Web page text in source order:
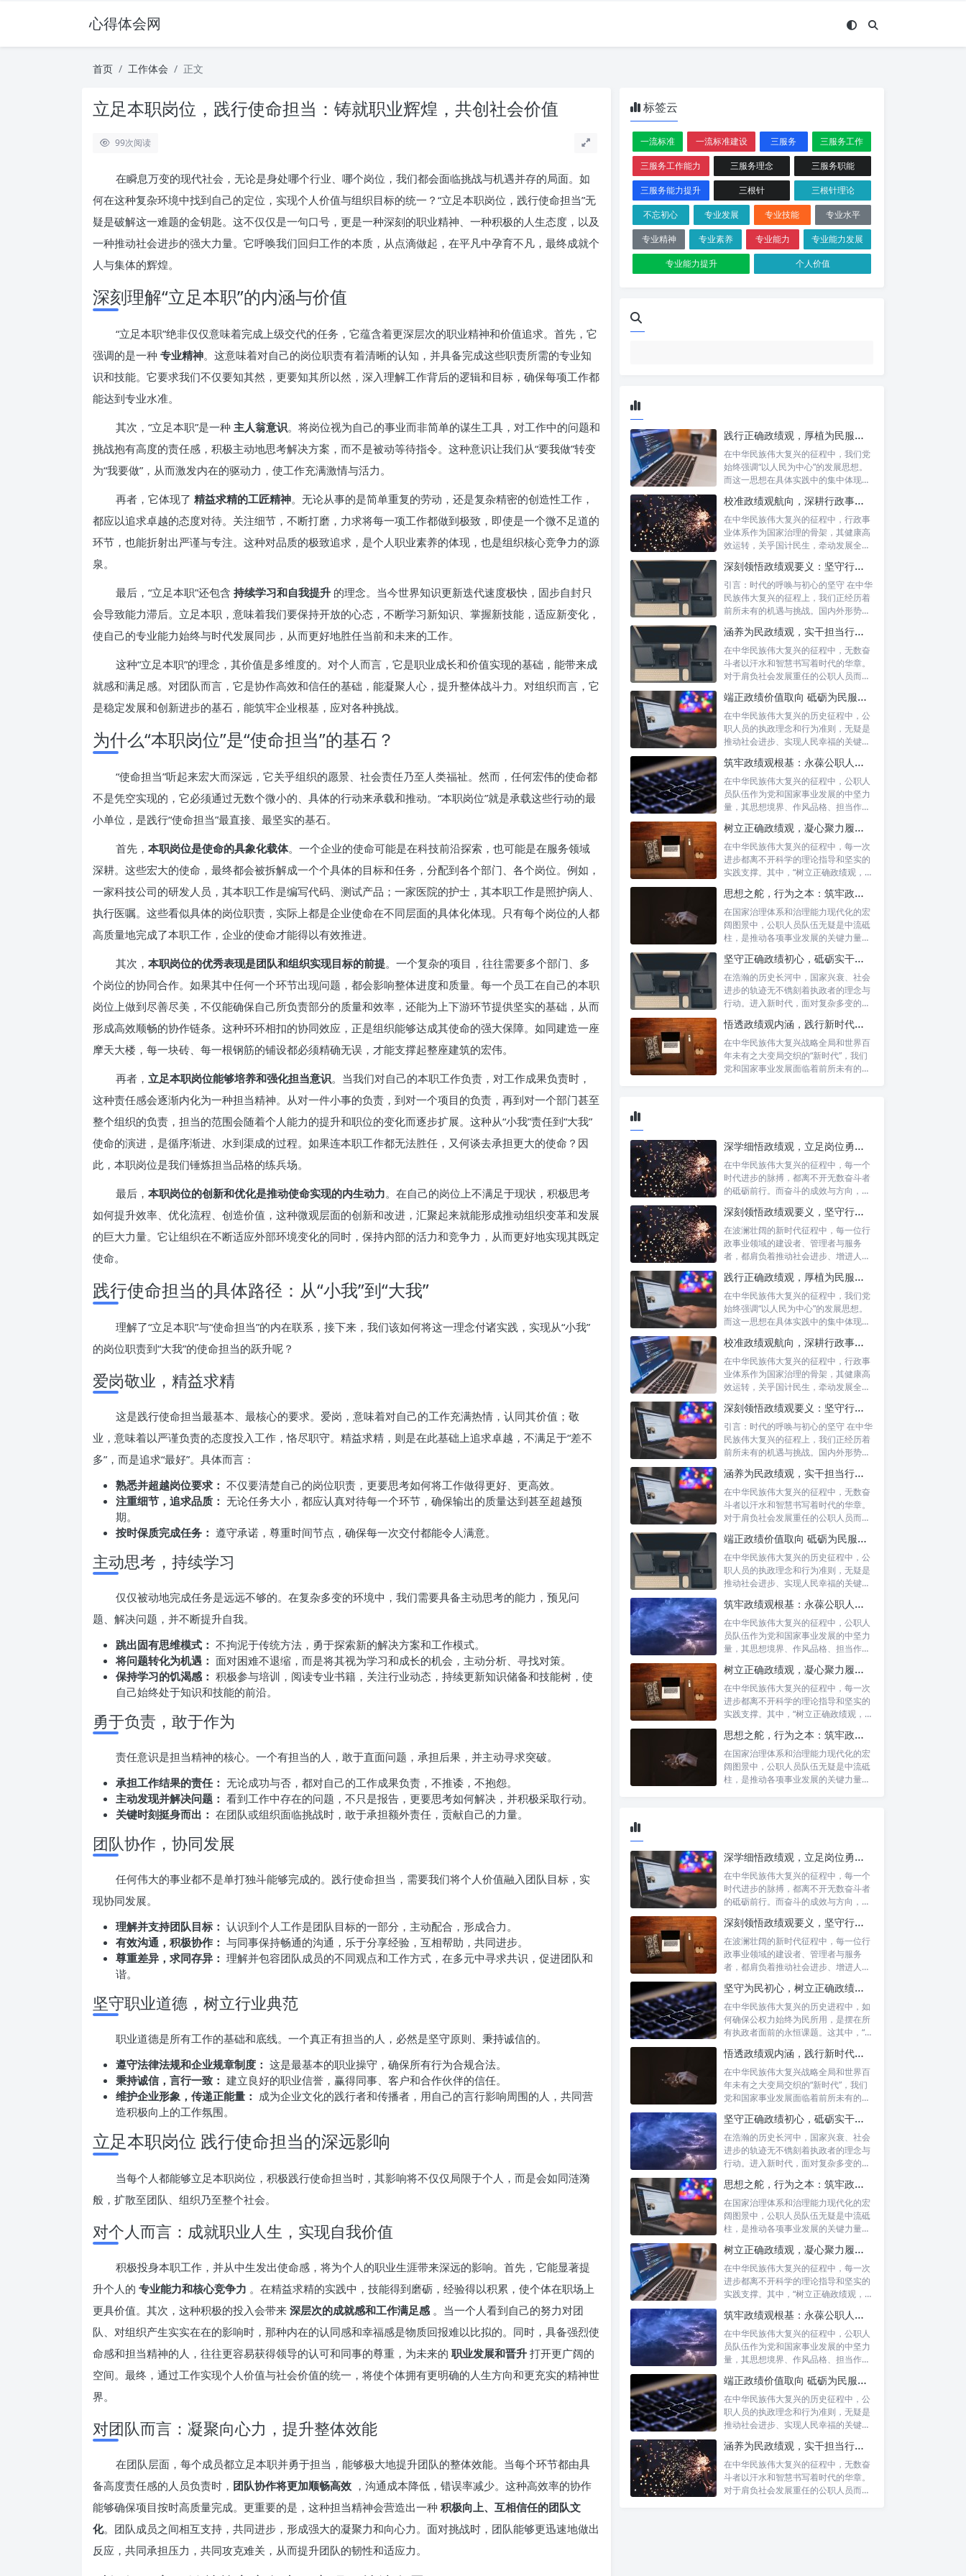
心得体会网
首页 工作体会 正文
立足本职岗位，践行使命担当：铸就职业辉煌，共创社会价值
99次阅读
在瞬息万变的现代社会，无论是身处哪个行业、哪个岗位，我们都会面临挑战与机遇并存的局面。如
何在这种复杂环境中找到自己的定位，实现个人价值与组织目标的统一？“立足本职岗位，践行使命担当”无
疑是破解这一难题的金钥匙。这不仅仅是一句口号，更是一种深刻的职业精神、一种积极的人生态度，以及
一种推动社会进步的强大力量。它呼唤我们回归工作的本质，从点滴做起，在平凡中孕育不凡，最终成就个
人与集体的辉煌。
深刻理解“立足本职”的内涵与价值
“立足本职”绝非仅仅意味着完成上级交代的任务，它蕴含着更深层次的职业精神和价值追求。首先，它
强调的是一种 专业精神。这意味着对自己的岗位职责有着清晰的认知，并具备完成这些职责所需的专业知
识和技能。它要求我们不仅要知其然，更要知其所以然，深入理解工作背后的逻辑和目标，确保每项工作都
能达到专业水准。
其次，“立足本职”是一种 主人翁意识。将岗位视为自己的事业而非简单的谋生工具，对工作中的问题和
挑战抱有高度的责任感，积极主动地思考解决方案，而不是被动等待指令。这种意识让我们从“要我做”转变
为“我要做”，从而激发内在的驱动力，使工作充满激情与活力。
再者，它体现了 精益求精的工匠精神。无论从事的是简单重复的劳动，还是复杂精密的创造性工作，
都应以追求卓越的态度对待。关注细节，不断打磨，力求将每一项工作都做到极致，即使是一个微不足道的
环节，也能折射出严谨与专注。这种对品质的极致追求，是个人职业素养的体现，也是组织核心竞争力的源
泉。
最后，“立足本职”还包含 持续学习和自我提升 的理念。当今世界知识更新迭代速度极快，固步自封只
会导致能力滞后。立足本职，意味着我们要保持开放的心态，不断学习新知识、掌握新技能，适应新变化，
使自己的专业能力始终与时代发展同步，从而更好地胜任当前和未来的工作。
这种“立足本职”的理念，其价值是多维度的。对个人而言，它是职业成长和价值实现的基础，能带来成
就感和满足感。对团队而言，它是协作高效和信任的基础，能凝聚人心，提升整体战斗力。对组织而言，它
是稳定发展和创新进步的基石，能筑牢企业根基，应对各种挑战。
为什么“本职岗位”是“使命担当”的基石？
“使命担当”听起来宏大而深远，它关乎组织的愿景、社会责任乃至人类福祉。然而，任何宏伟的使命都
不是凭空实现的，它必须通过无数个微小的、具体的行动来承载和推动。“本职岗位”就是承载这些行动的最
小单位，是践行“使命担当”最直接、最坚实的基石。
首先， 本职岗位是使命的具象化载体。一个企业的使命可能是在科技前沿探索，也可能是在服务领域
深耕。这些宏大的使命，最终都会被拆解成一个个具体的目标和任务，分配到各个部门、各个岗位。例如，
一家科技公司的研发人员，其本职工作是编写代码、测试产品；一家医院的护士，其本职工作是照护病人、
执行医嘱。这些看似具体的岗位职责，实际上都是企业使命在不同层面的具体化体现。只有每个岗位的人都
高质量地完成了本职工作，企业的使命才能得以有效推进。
其次， 本职岗位的优秀表现是团队和组织实现目标的前提。一个复杂的项目，往往需要多个部门、多
个岗位的协同合作。如果其中任何一个环节出现问题，都会影响整体进度和质量。每一个员工在自己的本职
岗位上做到尽善尽美，不仅能确保自己所负责部分的质量和效率，还能为上下游环节提供坚实的基础，从而
形成高效顺畅的协作链条。这种环环相扣的协同效应，正是组织能够达成其使命的强大保障。如同建造一座
摩天大楼，每一块砖、每一根钢筋的铺设都必须精确无误，才能支撑起整座建筑的宏伟。
再者， 立足本职岗位能够培养和强化担当意识。当我们对自己的本职工作负责，对工作成果负责时，
这种责任感会逐渐内化为一种担当精神。从对一件小事的负责，到对一个项目的负责，再到对一个部门甚至
整个组织的负责，担当的范围会随着个人能力的提升和职位的变化而逐步扩展。这种从“小我”责任到“大我”
使命的演进，是循序渐进、水到渠成的过程。如果连本职工作都无法胜任，又何谈去承担更大的使命？因
此，本职岗位是我们锤炼担当品格的练兵场。
最后， 本职岗位的创新和优化是推动使命实现的内生动力。在自己的岗位上不满足于现状，积极思考
如何提升效率、优化流程、创造价值，这种微观层面的创新和改进，汇聚起来就能形成推动组织变革和发展
的巨大力量。它让组织在不断适应外部环境变化的同时，保持内部的活力和竞争力，从而更好地实现其既定
使命。
践行使命担当的具体路径：从“小我”到“大我”
理解了“立足本职”与“使命担当”的内在联系，接下来，我们该如何将这一理念付诸实践，实现从“小我”
的岗位职责到“大我”的使命担当的跃升呢？
爱岗敬业，精益求精
这是践行使命担当最基本、最核心的要求。爱岗，意味着对自己的工作充满热情，认同其价值；敬
业，意味着以严谨负责的态度投入工作，恪尽职守。精益求精，则是在此基础上追求卓越，不满足于“差不
多”，而是追求“最好”。具体而言：
熟悉并超越岗位要求： 不仅要清楚自己的岗位职责，更要思考如何将工作做得更好、更高效。
注重细节，追求品质： 无论任务大小，都应认真对待每一个环节，确保输出的质量达到甚至超越预
期。
按时保质完成任务： 遵守承诺，尊重时间节点，确保每一次交付都能令人满意。
主动思考，持续学习
仅仅被动地完成任务是远远不够的。在复杂多变的环境中，我们需要具备主动思考的能力，预见问
题、解决问题，并不断提升自我。
跳出固有思维模式： 不拘泥于传统方法，勇于探索新的解决方案和工作模式。
将问题转化为机遇： 面对困难不退缩，而是将其视为学习和成长的机会，主动分析、寻找对策。
保持学习的饥渴感： 积极参与培训，阅读专业书籍，关注行业动态，持续更新知识储备和技能树，使
自己始终处于知识和技能的前沿。
勇于负责，敢于作为
责任意识是担当精神的核心。一个有担当的人，敢于直面问题，承担后果，并主动寻求突破。
承担工作结果的责任： 无论成功与否，都对自己的工作成果负责，不推诿，不抱怨。
主动发现并解决问题： 看到工作中存在的问题，不只是报告，更要思考如何解决，并积极采取行动。
关键时刻挺身而出： 在团队或组织面临挑战时，敢于承担额外责任，贡献自己的力量。
团队协作，协同发展
任何伟大的事业都不是单打独斗能够完成的。践行使命担当，需要我们将个人价值融入团队目标，实
现协同发展。
理解并支持团队目标： 认识到个人工作是团队目标的一部分，主动配合，形成合力。
有效沟通，积极协作： 与同事保持畅通的沟通，乐于分享经验，互相帮助，共同进步。
尊重差异，求同存异： 理解并包容团队成员的不同观点和工作方式，在多元中寻求共识，促进团队和
谐。
坚守职业道德，树立行业典范
职业道德是所有工作的基础和底线。一个真正有担当的人，必然是坚守原则、秉持诚信的。
遵守法律法规和企业规章制度： 这是最基本的职业操守，确保所有行为合规合法。
秉持诚信，言行一致： 建立良好的职业信誉，赢得同事、客户和合作伙伴的信任。
维护企业形象，传递正能量： 成为企业文化的践行者和传播者，用自己的言行影响周围的人，共同营
造积极向上的工作氛围。
立足本职岗位 践行使命担当的深远影响
当每个人都能够立足本职岗位，积极践行使命担当时，其影响将不仅仅局限于个人，而是会如同涟漪
般，扩散至团队、组织乃至整个社会。
对个人而言：成就职业人生，实现自我价值
积极投身本职工作，并从中生发出使命感，将为个人的职业生涯带来深远的影响。首先，它能显著提
升个人的 专业能力和核心竞争力 。在精益求精的实践中，技能得到磨砺，经验得以积累，使个体在职场上
更具价值。其次，这种积极的投入会带来 深层次的成就感和工作满足感 。当一个人看到自己的努力对团
队、对组织产生实实在在的影响时，那种内在的认同感和幸福感是物质回报难以比拟的。同时，具备强烈使
命感和担当精神的人，往往更容易获得领导的认可和同事的尊重，为未来的 职业发展和晋升 打开更广阔的
空间。最终，通过工作实现个人价值与社会价值的统一，将使个体拥有更明确的人生方向和更充实的精神世
界。
对团队而言：凝聚向心力，提升整体效能
在团队层面，每个成员都立足本职并勇于担当，能够极大地提升团队的整体效能。当每个环节都由具
备高度责任感的人员负责时， 团队协作将更加顺畅高效 ，沟通成本降低，错误率减少。这种高效率的协作
能够确保项目按时高质量完成。更重要的是，这种担当精神会营造出一种 积极向上、互相信任的团队文
化。团队成员之间相互支持，共同进步，形成强大的凝聚力和向心力。面对挑战时，团队能够更迅速地做出
反应，共同承担压力，共同攻克难关，从而提升团队的韧性和适应力。
标签云
一流标准 一流标准建设 三服务
三服务工作
三服务工作能力
三服务理念
三服务职能
三服务能力提升
三根针
三根针理论
不忘初心
专业发展 专业技能
专业水平
专业精神
专业素养 专业能力
专业能力发展
专业能力提升
个人价值
践行正确政绩观，厚植为民服务根基：迈向高质量发展的根本遵循
在中华民族伟大复兴的征程中，我们党
始终强调“以人民为中心”的发展思想。
而这一思想在具体实践中的集中体现，
校准政绩观航向，深耕行政事业本职：新时代高质量发展的双重 imperative
在中华民族伟大复兴的征程中，行政事
业体系作为国家治理的骨架，其健康高
效运转，关乎国计民生，牵动发展全
深刻领悟政绩观要义：坚守行政事业初心，绘就为民服务新篇章
引言：时代的呼唤与初心的坚守 在中华
民族伟大复兴的征程上，我们正经历着
前所未有的机遇与挑战。国内外形势复
涵养为民政绩观，实干担当行稳致远：新时代公仆的价值坐标与实践航向
在中华民族伟大复兴的征程中，无数奋
斗者以汗水和智慧书写着时代的华章。
对于肩负社会发展重任的公职人员而
端正政绩价值取向 砥砺为民服务初心：新时代公仆的责任与担当
在中华民族伟大复兴的历史征程中，公
职人员的执政理念和行为准则，无疑是
推动社会进步、实现人民幸福的关键所
筑牢政绩观根基：永葆公职人员本色的时代考量与实践路径
在中华民族伟大复兴的征程中，公职人
员队伍作为党和国家事业发展的中坚力
量，其思想境界、作风品格、担当作为
树立正确政绩观，凝心聚力履职尽责：新时代下的治理智慧与实践路径
在中华民族伟大复兴的征程中，每一次
进步都离不开科学的理论指导和坚实的
实践支撑。其中，“树立正确政绩观，凝
思想之舵，行为之本：筑牢政绩观根基，永葆公职人员本色
在国家治理体系和治理能力现代化的宏
阔图景中，公职人员队伍无疑是中流砥
柱，是推动各项事业发展的关键力量。
坚守正确政绩初心，砥砺实干担当精神：新时代高质量发展的核心引擎
在浩瀚的历史长河中，国家兴衰、社会
进步的轨迹无不镌刻着执政者的理念与
行动。进入新时代，面对复杂多变的国
悟透政绩观内涵，践行新时代使命：书写高质量发展的时代答卷
在中华民族伟大复兴战略全局和世界百
年未有之大变局交织的“新时代”，我们
党和国家事业发展面临着前所未有的机
深学细悟政绩观，立足岗位勇争先：新时代奋斗者的思想指引与实践航标
在中华民族伟大复兴的征程中，每一个
时代进步的脉搏，都离不开无数奋斗者
的砥砺前行。而奋斗的成效与方向，又
深刻领悟政绩观要义，坚守行政事业初心：新时代公仆的责任与担当
在波澜壮阔的新时代征程中，每一位行
政事业领域的建设者、管理者与服务
者，都肩负着推动社会进步、增进人民
践行正确政绩观，厚植为民服务根基：迈向高质量发展的根本遵循
在中华民族伟大复兴的征程中，我们党
始终强调“以人民为中心”的发展思想。
而这一思想在具体实践中的集中体现，
校准政绩观航向，深耕行政事业本职：新时代高质量发展的双重 imperative
在中华民族伟大复兴的征程中，行政事
业体系作为国家治理的骨架，其健康高
效运转，关乎国计民生，牵动发展全
深刻领悟政绩观要义：坚守行政事业初心，绘就为民服务新篇章
引言：时代的呼唤与初心的坚守 在中华
民族伟大复兴的征程上，我们正经历着
前所未有的机遇与挑战。国内外形势复
涵养为民政绩观，实干担当行稳致远：新时代公仆的价值坐标与实践航向
在中华民族伟大复兴的征程中，无数奋
斗者以汗水和智慧书写着时代的华章。
对于肩负社会发展重任的公职人员而
端正政绩价值取向 砥砺为民服务初心：新时代公仆的责任与担当
在中华民族伟大复兴的历史征程中，公
职人员的执政理念和行为准则，无疑是
推动社会进步、实现人民幸福的关键所
筑牢政绩观根基：永葆公职人员本色的时代考量与实践路径
在中华民族伟大复兴的征程中，公职人
员队伍作为党和国家事业发展的中坚力
量，其思想境界、作风品格、担当作为
树立正确政绩观，凝心聚力履职尽责：新时代下的治理智慧与实践路径
在中华民族伟大复兴的征程中，每一次
进步都离不开科学的理论指导和坚实的
实践支撑。其中，“树立正确政绩观，凝
思想之舵，行为之本：筑牢政绩观根基，永葆公职人员本色
在国家治理体系和治理能力现代化的宏
阔图景中，公职人员队伍无疑是中流砥
柱，是推动各项事业发展的关键力量。
深学细悟政绩观，立足岗位勇争先：新时代奋斗者的思想指引与实践航标
在中华民族伟大复兴的征程中，每一个
时代进步的脉搏，都离不开无数奋斗者
的砥砺前行。而奋斗的成效与方向，又
深刻领悟政绩观要义，坚守行政事业初心：新时代公仆的责任与担当
在波澜壮阔的新时代征程中，每一位行
政事业领域的建设者、管理者与服务
者，都肩负着推动社会进步、增进人民
坚守为民初心，树立正确政绩观念：以人民为中心的治理之道
在中华民族伟大复兴的历史进程中，如
何确保公权力始终为民所用，是摆在所
有执政者面前的永恒课题。这其中，“坚
悟透政绩观内涵，践行新时代使命：书写高质量发展的时代答卷
在中华民族伟大复兴战略全局和世界百
年未有之大变局交织的“新时代”，我们
党和国家事业发展面临着前所未有的机
坚守正确政绩初心，砥砺实干担当精神：新时代高质量发展的核心引擎
在浩瀚的历史长河中，国家兴衰、社会
进步的轨迹无不镌刻着执政者的理念与
行动。进入新时代，面对复杂多变的国
思想之舵，行为之本：筑牢政绩观根基，永葆公职人员本色
在国家治理体系和治理能力现代化的宏
阔图景中，公职人员队伍无疑是中流砥
柱，是推动各项事业发展的关键力量。
树立正确政绩观，凝心聚力履职尽责：新时代下的治理智慧与实践路径
在中华民族伟大复兴的征程中，每一次
进步都离不开科学的理论指导和坚实的
实践支撑。其中，“树立正确政绩观，凝
筑牢政绩观根基：永葆公职人员本色的时代考量与实践路径
在中华民族伟大复兴的征程中，公职人
员队伍作为党和国家事业发展的中坚力
量，其思想境界、作风品格、担当作为
端正政绩价值取向 砥砺为民服务初心：新时代公仆的责任与担当
在中华民族伟大复兴的历史征程中，公
职人员的执政理念和行为准则，无疑是
推动社会进步、实现人民幸福的关键所
涵养为民政绩观，实干担当行稳致远：新时代公仆的价值坐标与实践航向
在中华民族伟大复兴的征程中，无数奋
斗者以汗水和智慧书写着时代的华章。
对于肩负社会发展重任的公职人员而